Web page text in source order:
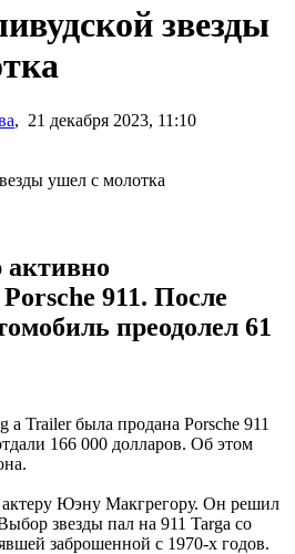
звезды
, 21 декабря 2023, 11:10
911. После
преодолел 61
Trailer была продана Porsche 911
166 000 долларов. Об этом
актеру Юэну Макгрегору. Он решил
звезды пал на 911 Targa со
заброшенной с 1970-х годов.